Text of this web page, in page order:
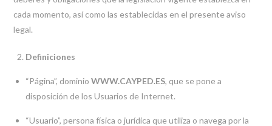
cada momento, así como las establecidas en el presente aviso
legal.
Definiciones
“Página”, dominioWWW.CAYPED.ES, que se pone a
disposición de los Usuarios de Internet.
“Usuario”, persona física o jurídica que utiliza o navega por la